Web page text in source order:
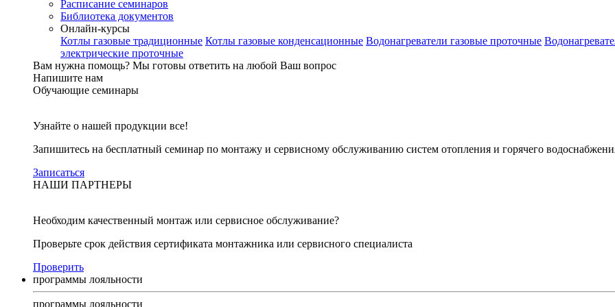
Расписание семинаров
Библиотека документов
Онлайн-курсы
Котлы газовые традиционные Котлы газовые конденсационные Водонагреватели газовые проточные
электрические проточные
Вам нужна помощь? Мы готовы ответить на любой Ваш вопрос
Напишите нам
Обучающие семинары
Узнайте о нашей продукции все!
Запишитесь на бесплатный семинар по монтажу и сервисному обслуживанию систем отопления и горячего
Записаться
НАШИ ПАРТНЕРЫ
Необходим качественный монтаж или сервисное обслуживание?
Проверьте срок действия сертификата монтажника или сервисного специалиста
Проверить
программы лояльности
программы лояльности